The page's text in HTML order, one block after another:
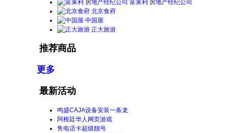
富莱利 房地产经纪公司
北京食府
中国屋
正大旅游
推荐商品
更多
最新活动
鸣盛CAJA设备安装一条龙
阿根廷华人网页游戏
售电话卡超级靓号